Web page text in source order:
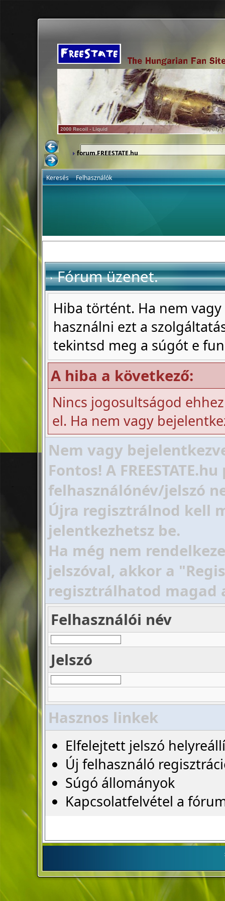
forum.FREESTATE.hu
Keresés Felhasználók
Fórum üzenet.
Hiba történt. Ha nem
használni ezt a
tekintsd meg a súgót e
A hiba a következő:
Nincs jogosultságod
el. Ha nem vagy
Nem vagy
Fontos! A
felhasználónév/jelszó
Újra regisztrálnod kell
jelentkezhetsz be.
Ha még nem
jelszóval, akkor a
regisztrálhatod magad
Felhasználói név
Jelszó
Hasznos linkek
Elfelejtett jelszó
Új felhasználó
Súgó állományok
Kapcsolatfelvétel a